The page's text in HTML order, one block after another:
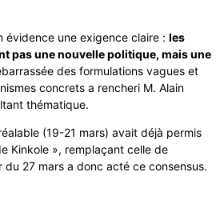
évidence une exigence claire : les
pas une nouvelle politique, mais une
des formulations vagues et
concrets a rencheri M. Alain
thématique.
(19-21 mars) avait déjà permis
Kinkole », remplaçant celle de
du 27 mars a donc acté ce consensus.